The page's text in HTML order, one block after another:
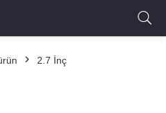
2.7 İnç